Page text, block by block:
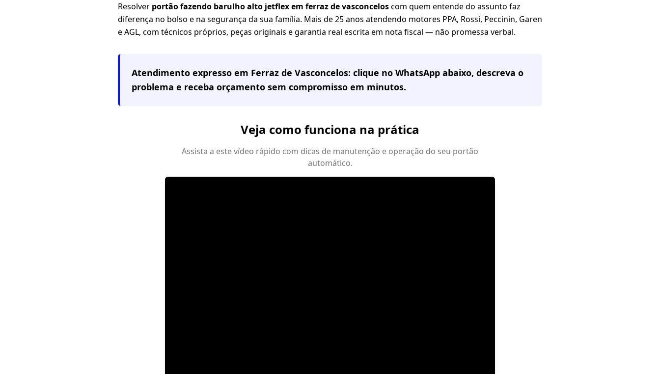
Resolver portão fazendo barulho alto jetflex em ferraz de vasconceloscom quem entende do assunto faz
diferença no bolso e na segurança da sua família. Mais de 25 anos atendendo motores PPA, Rossi, Peccinin, Garen
e AGL, com técnicos próprios, peças originais e garantia real escrita em nota fiscal — não promessa verbal.
Atendimento expresso em Ferraz de Vasconcelos: clique no WhatsApp abaixo, descreva o
problema e receba orçamento sem compromisso em minutos.
Veja como funciona na prática
Assista a este vídeo rápido com dicas de manutenção e operação do seu portão
automático.